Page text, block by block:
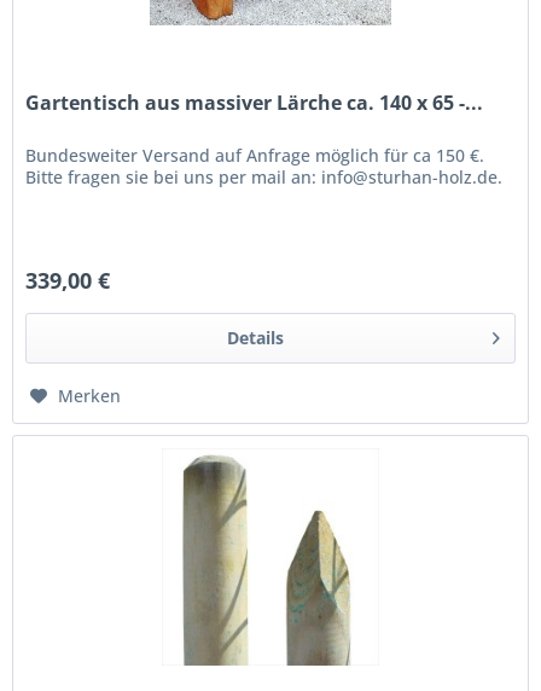
Gartentisch aus massiver Lärche ca. 140 x 65 -...
Bundesweiter Versand auf Anfrage möglich für ca 150 €.
Bitte fragen sie bei uns per mail an: info@sturhan-holz.de.
339,00 €
Details
Merken